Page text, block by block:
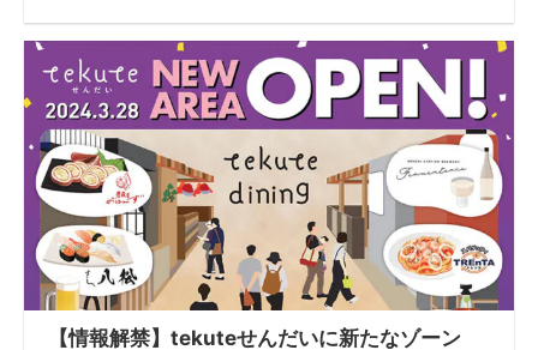
【情報解禁】tekuteせんだいに新たなゾーン